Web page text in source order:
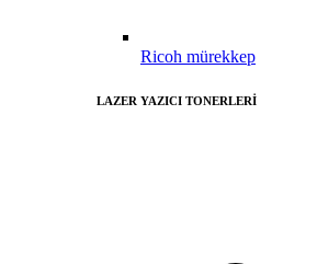
Ricoh mürekkep
LAZER YAZICI TONERLERİ